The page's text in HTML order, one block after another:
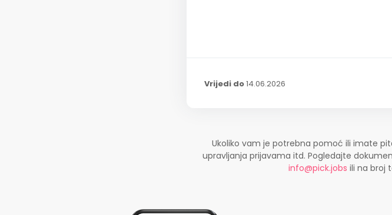
Vrijedi do14.06.2026
Ukoliko vam je potrebna pomoć ili imate
upravljanja prijavama itd. Pogledajte
info@pick.jobs ili na broj